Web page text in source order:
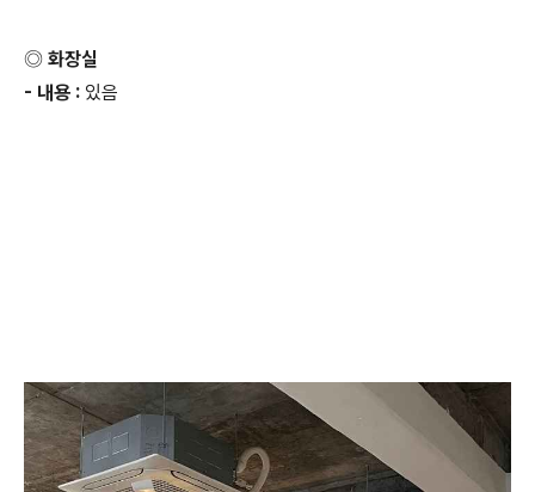
◎ 화장실
- 내용 : 있음